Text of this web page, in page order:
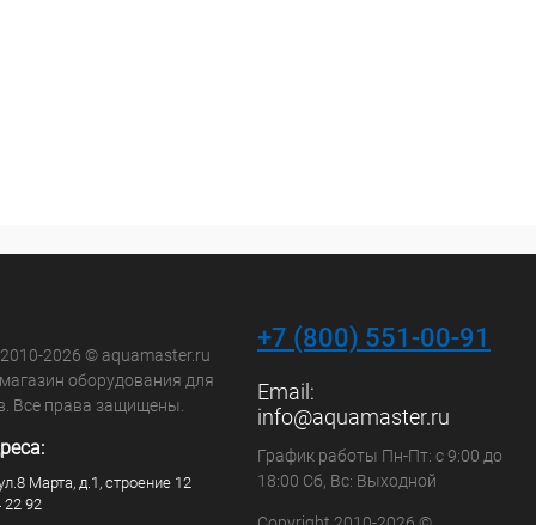
2026 © aquamaster.ru
оборудования для
Все права защищены.
Марта, д.1, строение 12
22 92
+7 (800) 551-00-91
Email:
info@aquamaster.ru
График работы Пн-Пт: с 9:00 до
18:00 Сб, Вс: Выходной